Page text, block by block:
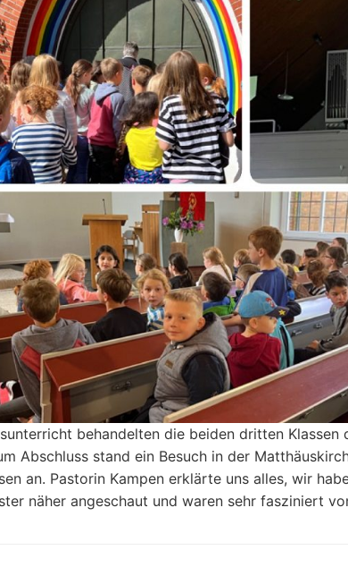
behandelten die beiden dritten Klassen
Abschluss stand ein Besuch in der
an. Pastorin Kampen erklärte uns alles, wir
näher angeschaut und waren sehr fasziniert